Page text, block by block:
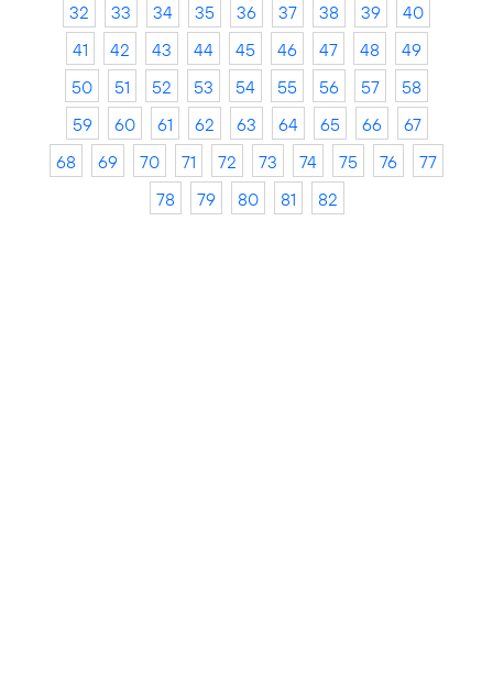
32
33 34 35 36 37 38 39
40
41
42 43 44 45 46 47 48
49
50
51 52 53 54 55 56 57
58
59
60 61 62 63 64 65 66
67
68
69 70 71 72 73 74 75 76
77
78
79 80 81 82